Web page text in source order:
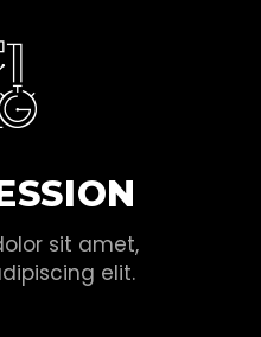
sit amet,
elit.